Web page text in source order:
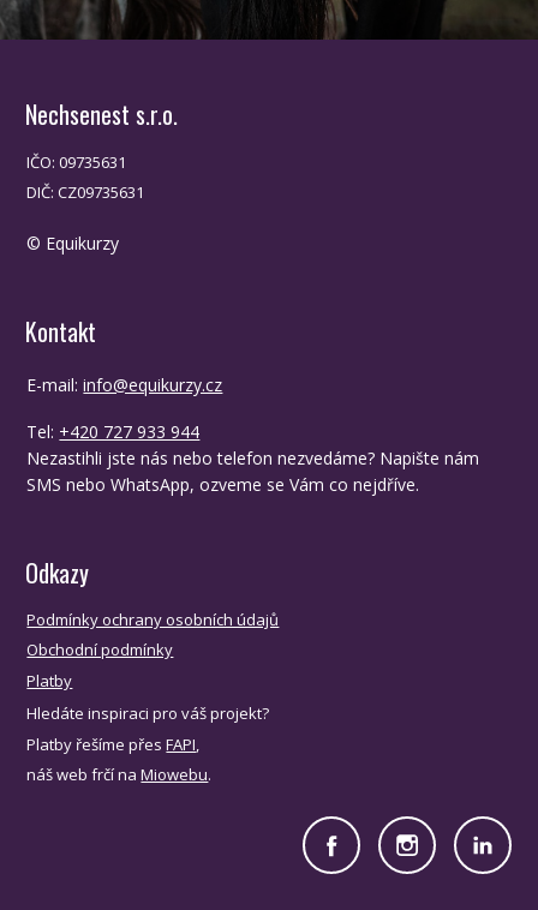
Nechsenest s.r.o.
IČO: 09735631
DIČ: CZ09735631
© Equikurzy
Kontakt
E-mail:info@equikurzy.cz
Tel: +420 727 933 944
Nezastihli jste nás nebo telefon nezvedáme? Napište nám
SMS nebo WhatsApp, ozveme se Vám co nejdříve.
Odkazy
Podmínky ochrany osobních údajů
Obchodní podmínky
Platby
Hledáte inspiraci pro váš projekt?
Platby řešíme přesFAPI,
náš web frčí naMiowebu.